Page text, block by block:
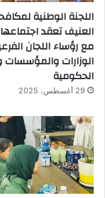
اللجنة الوطنية
العنيف تعقد
مع رؤساء اللجان
الوزارات والمؤسسات
الحكومية
29 أغسطس، 2025